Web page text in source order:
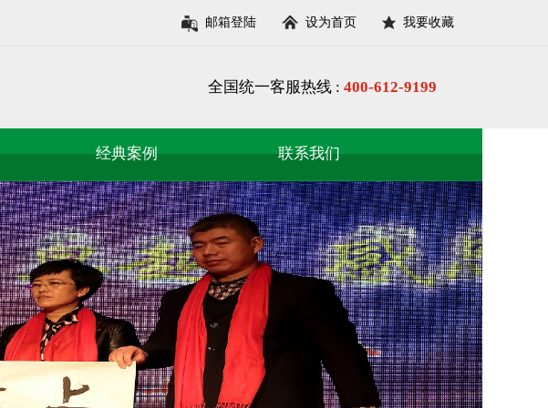
我要收藏
设为首页
邮箱登陆
全国统一客服热线 : 400-612-9199
经典案例
车险公估案例
价格评估案例
理赔调查案例
非车险公估案例
联系我们
招贤納士